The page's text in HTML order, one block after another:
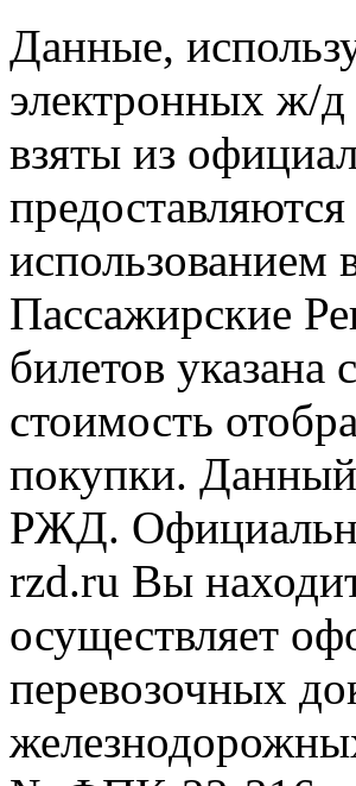
Данные,
электронных ж/д
взяты из
Пассажирские
билетов указана
стоимость
покупки.
РЖД.
rzd.ru Вы
осуществляет
перевозочных